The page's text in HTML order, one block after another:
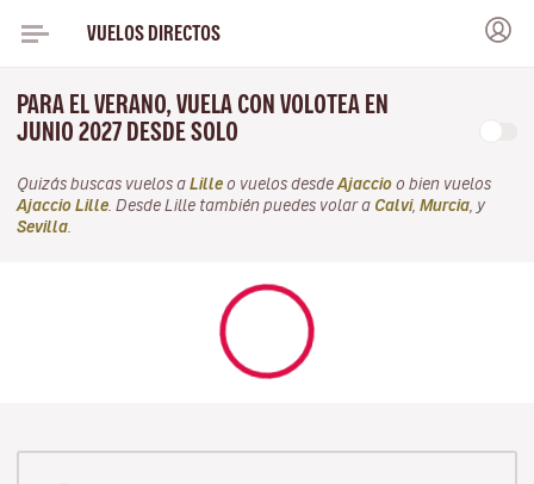
VUELOS DIRECTOS
PARA EL VERANO, VUELA CON VOLOTEA EN
JUNIO 2027 DESDE SOLO
Quizás buscas vuelos a Lille o vuelos desde Ajaccio o bien vuelos
Ajaccio Lille . Desde Lille también puedes volar a Calvi, Murcia , y
Sevilla